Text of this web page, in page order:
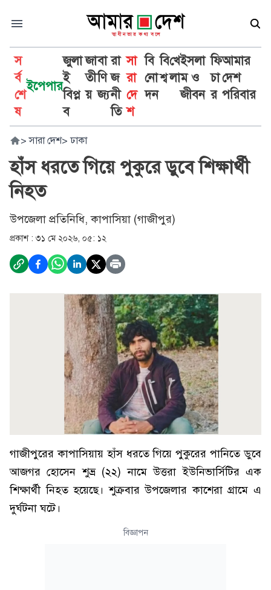
স
র্ব
শে
ষ
ইপেপার
জুলা
ই
বিপ্ল
ব
জা
তী
য়
বা
ণি
জ্য
রা
জ
নী
তি
সা
রা
দে
শ
বি
নো
দন
বি
শ্ব
খে
লা
ইসলা
ম ও
জীবন
ফি
চা
র
আমার
দেশ
পরিবার
> সারা দেশ> ঢাকা
হাঁস ধরতে গিয়ে পুকুরে ডুবে শিক্ষার্থী
নিহত
উপজেলা প্রতিনিধি, কাপাসিয়া (গাজীপুর)
প্রকাশ : ৩১ মে ২০২৬, ০৫: ১২
গাজীপুরের কাপাসিয়ায় হাঁস ধরতে গিয়ে পুকুরের পানিতে ডুবে
আজগর হোসেন শুভ্র (২২) নামে উত্তরা ইউনিভার্সিটির এক
শিক্ষার্থী নিহত হয়েছে। শুক্রবার উপজেলার কাশেরা গ্রামে এ
দুর্ঘটনা ঘটে।
বিজ্ঞাপন